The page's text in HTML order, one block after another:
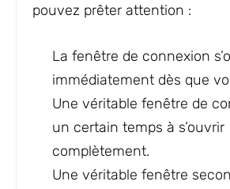
pouvez prêter attention :
La fenêtre de connexion
immédiatement dès que
Une véritable fenêtre de
un certain temps à s’ouvrir
complètement.
Une véritable fenêtre